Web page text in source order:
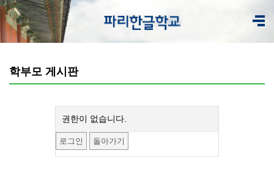
학부모 게시판
권한이 없습니다.
로그인 돌아가기